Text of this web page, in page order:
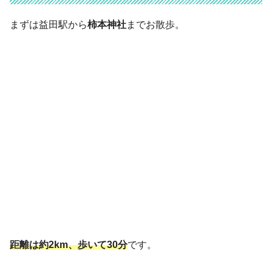
まずは益田駅から柿本神社までお散歩。
距離は約2km、歩いて30分です。